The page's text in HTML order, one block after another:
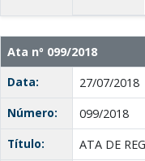
Ata nº 099/2018
Data:
27/07/2018
Número:
099/2018
Título:
ATA DE